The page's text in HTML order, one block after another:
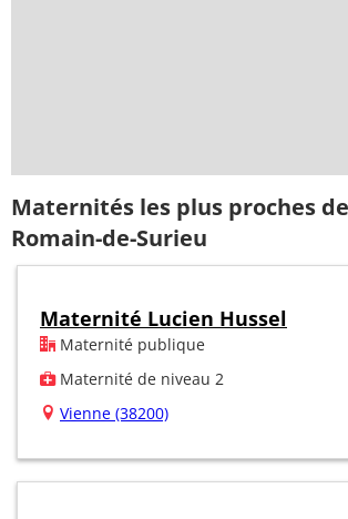
Maternités les plus proches
Romain-de-Surieu
Maternité Lucien Hussel
Maternité publique
Maternité de niveau 2
Vienne (38200)